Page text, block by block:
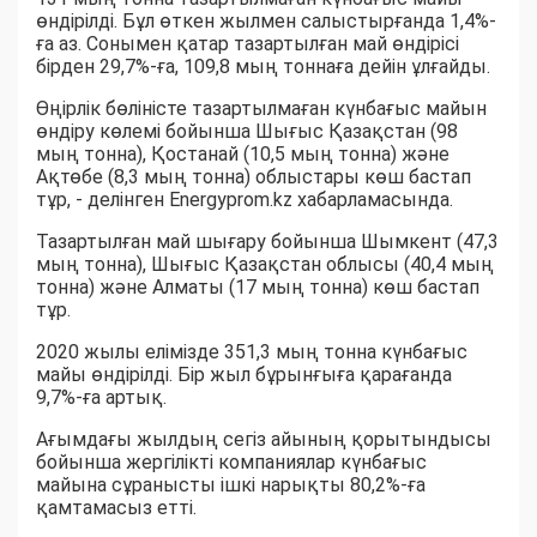
өндірілді. Бұл өткен жылмен салыстырғанда 1,4%-
ға аз. Сонымен қатар тазартылған май өндірісі
бірден 29,7%-ға, 109,8 мың тоннаға дейін ұлғайды.
Өңірлік бөліністе тазартылмаған күнбағыс майын
өндіру көлемі бойынша Шығыс Қазақстан (98
мың тонна), Қостанай (10,5 мың тонна) және
Ақтөбе (8,3 мың тонна) облыстары көш бастап
тұр, - делінген Energyprom.kz хабарламасында.
Тазартылған май шығару бойынша Шымкент (47,3
мың тонна), Шығыс Қазақстан облысы (40,4 мың
тонна) және Алматы (17 мың тонна) көш бастап
тұр.
2020 жылы елімізде 351,3 мың тонна күнбағыс
майы өндірілді. Бір жыл бұрынғыға қарағанда
9,7%-ға артық.
Ағымдағы жылдың сегіз айының қорытындысы
бойынша жергілікті компаниялар күнбағыс
майына сұранысты ішкі нарықты 80,2%-ға
қамтамасыз етті.